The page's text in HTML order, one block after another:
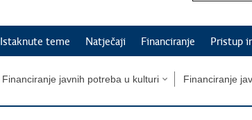
Istaknute teme Natječaji Financiranje Pristup
Financiranje javnih potreba u kulturi Financiranje